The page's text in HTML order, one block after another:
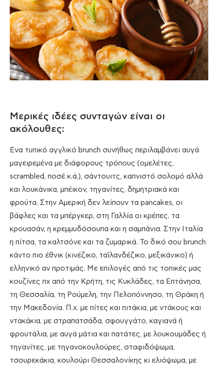
Μερικές ιδέες συνταγών είναι οι
ακόλουθες:
Ενα τυπικό αγγλικό brunch συνήθως περιλαμβάνει αυγά
μαγειρεμένα με διάφορους τρόπους (ομελέτες,
scrambled, ποσέ κ.ά.), σάντουιτς, καπνιστό σολομό αλλά
και λουκάνικα, μπέικον, τηγανίτες, δημητριακά και
φρούτα. Στην Αμερική δεν λείπουν τα pancakes, οι
βάφλες και τα μπέργκερ, στη Γαλλία οι κρέπες, τα
κρουασάν, η κρεμμυδόσουπα και η σαμπάνια. Στην Ιταλία
η πίτσα, τα καλτσόνε και τα ζυμαρικά. Το δικό σου brunch
κάντο πιο έθνικ (κινέζικο, ταϊλανδέζικο, μεξικάνικο) ή
ελληνικό αν προτιμάς. Με επιλογές από τις τοπικές μας
κουζίνες πχ από την Κρήτη, τις Κυκλάδες, τα Επτάνησα,
τη Θεσσαλία, τη Ρούμελη, την Πελοπόννησο, τη Θράκη ή
την Μακεδονία. Π.χ. με πίτες και πιτάκια, με ντάκους και
ντακάκια, με στραπατσάδα, σφουγγάτο, καγιανά ή
φρουτάλια, με αυγά μάτια και πατάτες, με λουκουμάδες ή
τηγανίτες, με τηγανοκουλούρες, σταφιδόψωμα,
τσουρεκάκια, κουλούρι Θεσσαλονίκης κι ελιόψωμα, με